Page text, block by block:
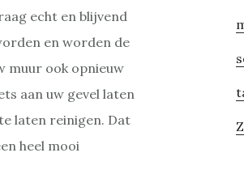
echt en blijvend
en worden de
muur ook opnieuw
aan uw gevel laten
laten reinigen. Dat
heel mooi